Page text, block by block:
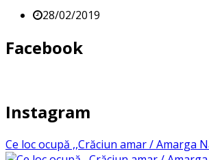
28/02/2019
Facebook
Instagram
Ce loc ocupă ,,Crăciun amar / Amarga